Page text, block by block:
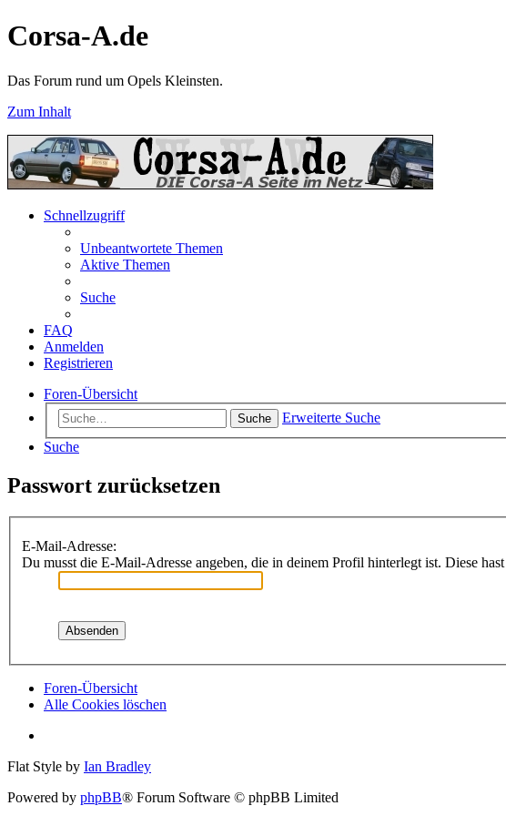
Corsa-A.de
Das Forum rund um Opels Kleinsten.
Zum Inhalt
Schnellzugriff
Unbeantwortete Themen
Aktive Themen
Suche
FAQ
Anmelden
Registrieren
Foren-Übersicht
Suche
Erweiterte Suche
Suche
Passwort zurücksetzen
E-Mail-Adresse:
Du musst die E-Mail-Adresse angeben, die in deinem Profil hinterlegt ist. Diese
Foren-Übersicht
Alle Cookies löschen
Flat Style by Ian Bradley
Powered by phpBB® Forum Software © phpBB Limited